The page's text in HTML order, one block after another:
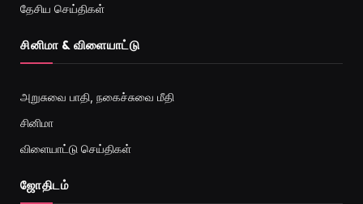
தேசிய செய்திகள்
சினிமா & விளையாட்டு
அறுசுவை பாதி, நகைச்சுவை மீதி
சினிமா
விளையாட்டு செய்திகள்
ஜோ‌திட‌ம்